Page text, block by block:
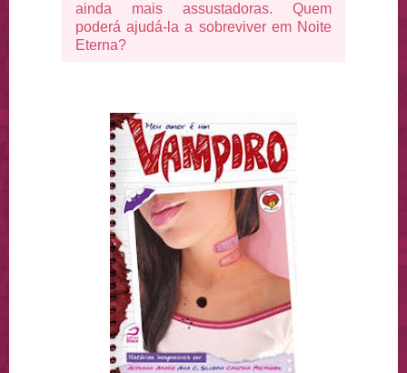
ainda mais assustadoras. Quem
poderá ajudá-la a sobreviver em Noite
Eterna?